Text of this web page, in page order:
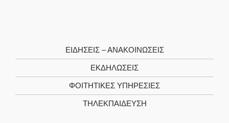
ΕΙΔΗΣΕΙΣ – ΑΝΑΚΟΙΝΩΣΕΙΣ
ΕΚΔΗΛΩΣΕΙΣ
ΦΟΙΤΗΤΙΚΈΣ ΥΠΗΡΕΣΊΕΣ
ΤΗΛΕΚΠΑΊΔΕΥΣΗ